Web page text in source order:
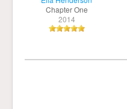
Chapter One
2014